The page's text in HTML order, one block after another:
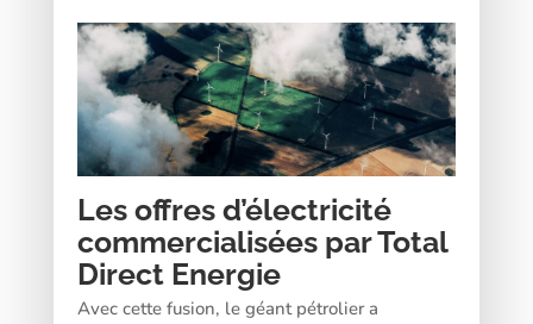
Les offres d’électricité
commercialisées par Total
Direct Energie
Avec cette fusion, le géant pétrolier a